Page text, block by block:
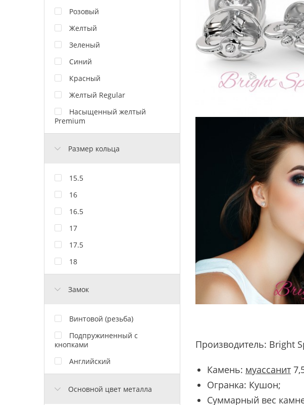
Розовый
Желтый
Зеленый
Синий
Красный
Желтый Regular
Насыщенный желтый
Premium
Размер кольца
15.5
16
16.5
17
17.5
18
Замок
Винтовой (резьба)
Подпружиненный с
кнопками
Английский
Основной цвет металла
Производитель: Bright
Камень: муассанит
Огранка: Кушон;
Суммарный вес